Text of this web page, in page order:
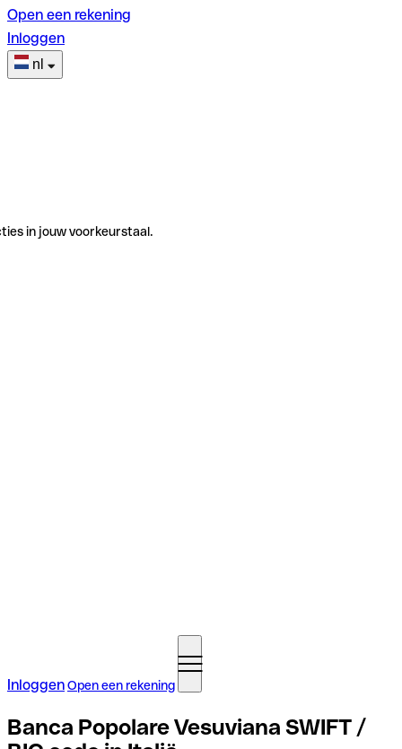
Open een rekening
Inloggen
nl
in jouw voorkeurstaal.
InloggenOpen een rekening
Banca Popolare Vesuviana SWIFT /